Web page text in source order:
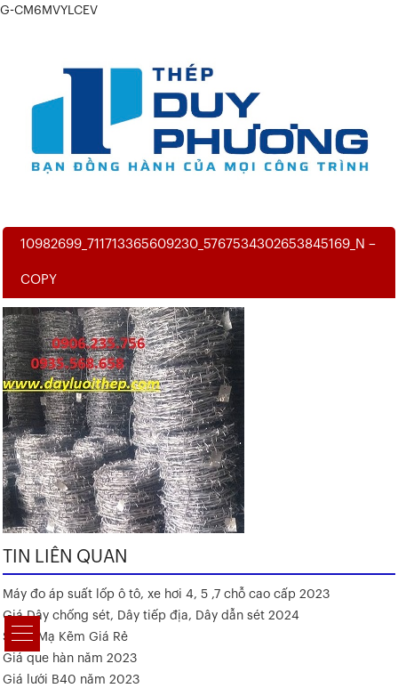
G-CM6MVYLCEV
10982699_711713365609230_5767534302653845169_N –
COPY
TIN LIÊN QUAN
Máy đo áp suất lốp ô tô, xe hơi 4, 5 ,7 chỗ cao cấp 2023
Giá Dây chống sét, Dây tiếp địa, Dây dẫn sét 2024
Sắt V Mạ Kẽm Giá Rẻ
Giá que hàn năm 2023
Giá lưới B40 năm 2023